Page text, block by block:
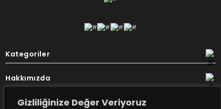
Gizliliğinize Değer Veriyoruz
Kategoriler
Hakkımızda
Destek